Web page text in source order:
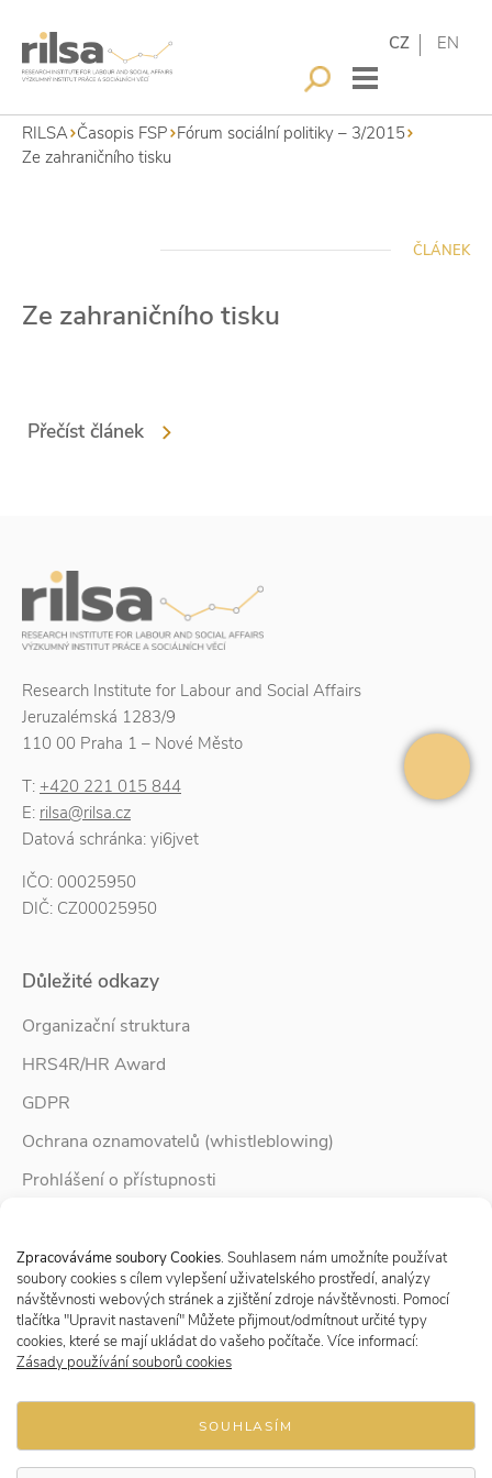
Zpracováváme soubory Cookies. Souhlasem nám umožníte používat
soubory cookies s cílem vylepšení uživatelského prostředí, analýzy
návštěvnosti webových stránek a zjištění zdroje návštěvnosti. Pomocí
tlačítka "Upravit nastavení" Můžete přijmout/odmítnout určité typy
cookies, které se mají ukládat do vašeho počítače. Více informací:
Zásady používání souborů cookies
SOUHLASÍM
CZ EN
RILSA Časopis FSP Fórum sociální politiky – 3/2015
Ze zahraničního tisku
ČLÁNEK
Ze zahraničního tisku
Přečíst článek
Research Institute for Labour and Social Affairs
Jeruzalémská 1283/9
110 00 Praha 1 – Nové Město
T: +420 221 015 844
E: rilsa@rilsa.cz
Datová schránka: yi6jvet
IČO: 00025950
DIČ: CZ00025950
Důležité odkazy
Organizační struktura
HRS4R/HR Award
GDPR
Ochrana oznamovatelů (whistleblowing)
Prohlášení o přístupnosti
Zpravodaj Rodina
Sledujte nás